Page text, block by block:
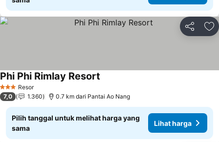
Bagikan
3 BintangResor
Phi Phi Rimlay Resort
7,0 1.360 0.7 km dari Pantai Ao Nang
Pilih tanggal untuk melihat harga yang
sama
Lihat harga